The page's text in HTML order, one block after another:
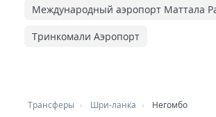
Международный аэропорт Маттала
Тринкомали Аэропорт
Трансферы Шри-ланка Негомбо